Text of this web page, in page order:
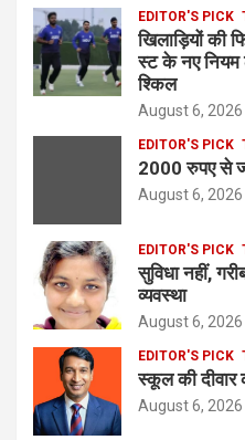
EDITOR'S PICK
खिलाड़ियों की
स्ट के नए नियम
श्किल
August 6, 2026
EDITOR'S PICK
2000 रुपए से
August 6, 2026
EDITOR'S PICK
सुविधा नहीं,
व्यवस्था
August 6, 2026
EDITOR'S PICK
स्कूल की दीवार
August 6, 2026